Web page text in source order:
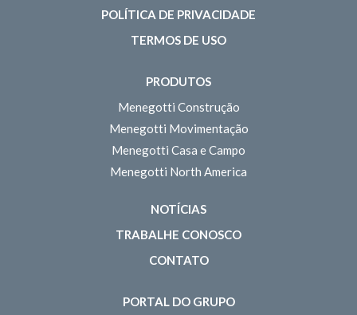
POLÍTICA DE PRIVACIDADE
TERMOS DE USO
PRODUTOS
Menegotti Construção
Menegotti Movimentação
Menegotti Casa e Campo
Menegotti North America
NOTÍCIAS
TRABALHE CONOSCO
CONTATO
PORTAL DO GRUPO